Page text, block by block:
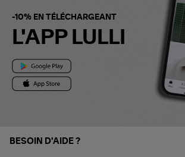
-10% EN TÉLÉCHARGEANT
L'APP LULLI
BESOIN D'AIDE ?